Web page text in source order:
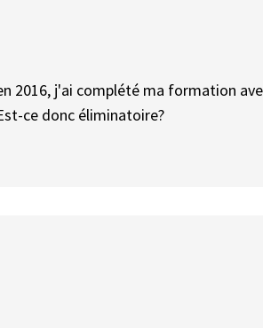
2016, j'ai complété ma formation
ce donc éliminatoire?